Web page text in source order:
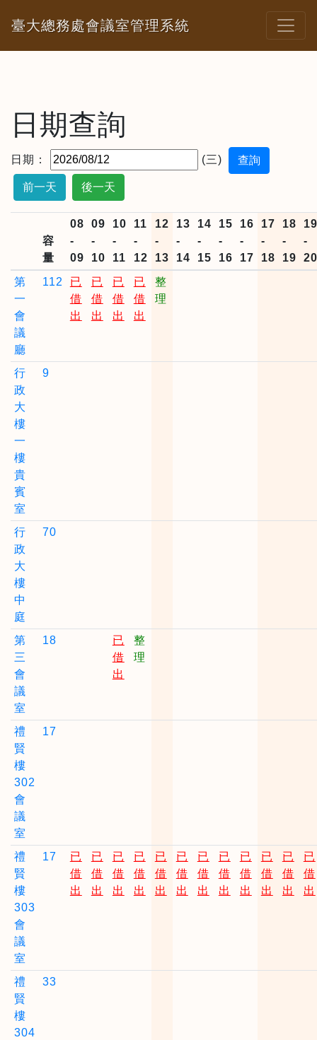
臺大總務處會議室管理系統
日期查詢
日期： (三)
前一天 後一天
容
量
08
-
09
09
-
10
10
-
11
11
-
12
12
-
13
13
-
14
14
-
15
15
-
16
16
-
17
17
-
18
18
-
19
19
-
20
第
一
會
議
廳
112
已
借
出
已
借
出
已
借
出
已
借
出
整
理
行
政
大
樓
一
樓
貴
賓
室
9
行
政
大
樓
中
庭
70
第
三
會
議
室
18
已
借
出
整
理
禮
賢
樓
302
會
議
室
17
禮
賢
樓
303
會
議
室
17
已
借
出
已
借
出
已
借
出
已
借
出
已
借
出
已
借
出
已
借
出
已
借
出
已
借
出
已
借
出
已
借
出
已
借
出
禮
賢
樓
304
33